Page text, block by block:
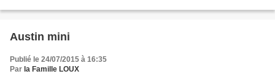
Austin mini
Publié le 24/07/2015 à 16:35
Par la Famille LOUX